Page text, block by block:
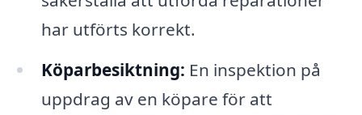
har utförts korrekt.
Köparbesiktning: En inspektion på
uppdrag av en köpare för att